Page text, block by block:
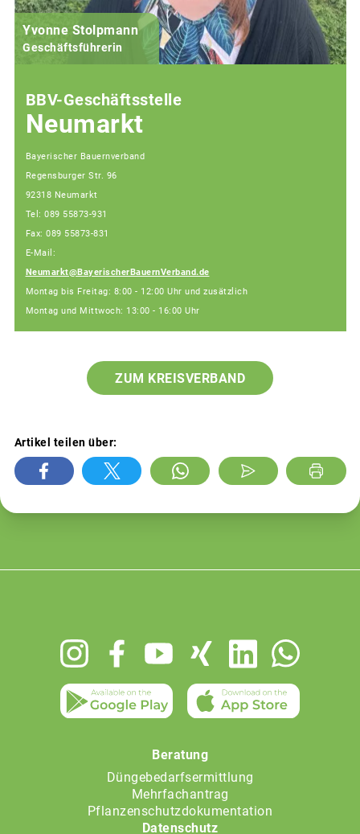
Yvonne Stolpmann
Geschäftsführerin
BBV-Geschäftsstelle
Neumarkt
Bayerischer Bauernverband
Regensburger Str. 96
92318 Neumarkt
Tel: 089 55873-931
Fax: 089 55873-831
E-Mail:
Neumarkt@BayerischerBauernVerband.de
Montag bis Freitag: 8:00 - 12:00 Uhr und zusätzlich
Montag und Mittwoch: 13:00 - 16:00 Uhr
ZUM KREISVERBAND
Artikel teilen über:
Beratung
Düngebedarfsermittlung
Mehrfachantrag
Pflanzenschutzdokumentation
Datenschutz